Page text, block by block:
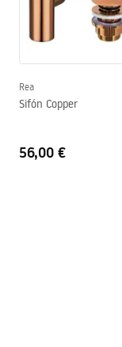
Tvar
Otvor pre batériu
Záručné
Rea
Sifón Copper
56,00 €